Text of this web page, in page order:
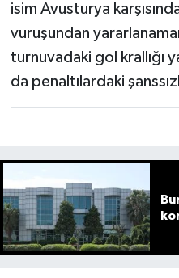
isim Avusturya
vuruşundan
turnuvadaki gol krallığı
da penaltılardaki